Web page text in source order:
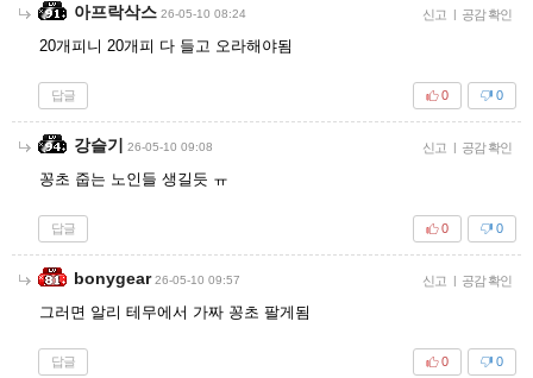
아프락삭스 26-05-10 08:24 신고 | 공감 확인
20개피니 20개피 다 들고 오라해야됨
답글 0
0
강슬기 26-05-10 09:08 신고 | 공감 확인
꽁초 줍는 노인들 생길듯 ㅠ
답글 0
0
bonygear 26-05-10 09:57 신고 | 공감 확인
그러면 알리 테무에서 가짜 꽁초 팔게됨
답글 0
0